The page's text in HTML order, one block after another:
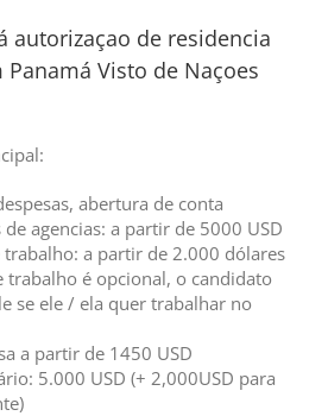
autorizaçao de residencia
Visto de Naçoes
abertura de conta
agencias: a partir de 5000 USD
trabalho: a partir de 2.000 dólares
trabalho é opcional, o candidato
se ele / ela quer trabalhar no
a partir de 1450 USD
5.000 USD (+ 2,000USD para